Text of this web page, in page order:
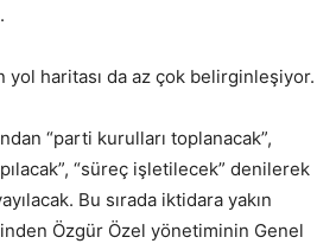
yol haritası da az çok belirginleşiyor.
“parti kurulları toplanacak”,
“süreç işletilecek” denilerek
Bu sırada iktidara yakın
Özgür Özel yönetiminin Genel